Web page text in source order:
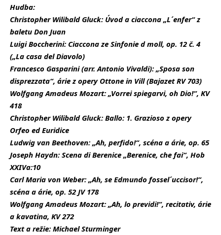
Hudba:
Christopher Wilibald Gluck: Úvod a ciaccona „L´enfer“ z
baletu Don Juan
Luigi Boccherini: Ciaccona ze Sinfonie d moll, op. 12 č. 4
(„La casa del Diavolo)
Francesco Gasparini (arr. Antonio Vivaldi): „Sposa son
disprezzata“, árie z opery Ottone in Vill (Bajazet RV 703)
Wolfgang Amadeus Mozart: „Vorrei spiegarvi, oh Dio!“, KV
418
Christopher Wilibald Gluck: Ballo: 1. Grazioso z opery
Orfeo ed Euridice
Ludwig van Beethoven: „Ah, perfido!“, scéna a árie, op. 65
Joseph Haydn: Scena di Berenice „Berenice, che fai“, Hob
XXIVa:10
Carl Maria von Weber: „Ah, se Edmundo fossel´uccisor!“,
scéna a árie, op. 52 JV 178
Wolfgang Amadeus Mozart: „Ah, lo previdi!“, recitativ, árie
a kavatina, KV 272
Text a režie: Michael Sturminger